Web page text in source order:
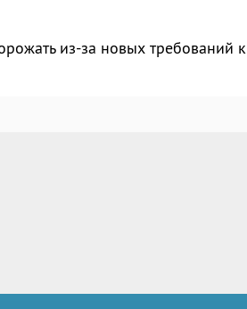
из-за новых требований к